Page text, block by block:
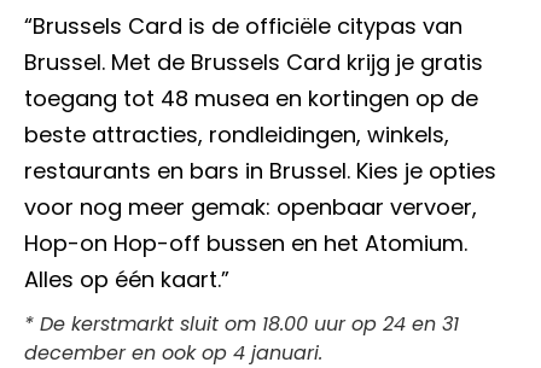
“Brussels Card is de officiële citypas van
Brussel. Met de Brussels Card krijg je gratis
toegang tot 48 musea en kortingen op de
beste attracties, rondleidingen, winkels,
restaurants en bars in Brussel. Kies je opties
voor nog meer gemak: openbaar vervoer,
Hop-on Hop-off bussen en het Atomium.
Alles op één kaart.”
* De kerstmarkt sluit om 18.00 uur op 24 en 31
december en ook op 4 januari.